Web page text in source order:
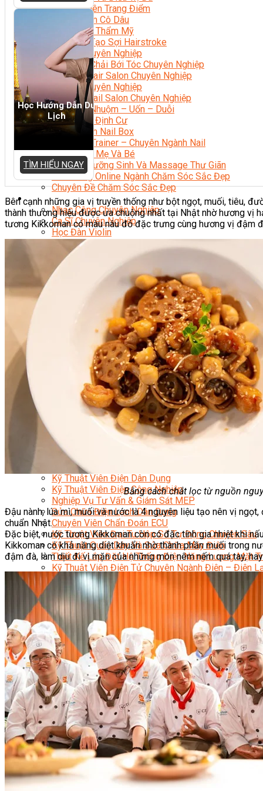
Chuyên Viên Trang Điểm
Trang Điểm Cô Dâu
Phun Xăm Thẩm Mỹ
Kỹ Thuật Tạo Sợi Hairstroke
Barber Chuyên Nghiệp
Kỹ Thuật Chải Bới Tóc Chuyên Nghiệp
Quản Lý Hair Salon Chuyên Nghiệp
Nối Mi Chuyên Nghiệp
Quản Lý Nail Salon Chuyên Nghiệp
Kỹ Thuật Nhuộm – Uốn – Duỗi
Nail Salon Định Cư
Kinh Doanh Nail Box
Train The Trainer – Chuyên Ngành Nail
Chăm Sóc Mẹ Và Bé
Gội Đầu Dưỡng Sinh Và Massage Thư Giãn
Marketing Online Ngành Chăm Sóc Sắc Đẹp
Chuyên Đề Chăm Sóc Sắc Đẹp
Âm Nhạc
Nhạc Công Chuyên Nghiệp
Ca Sĩ Chuyên Nghiệp
Học Đàn Violin
Học Violin Cover
Học Đàn Piano
Học Piano Đệm Hát
Học Piano Trẻ Em
Học Guitar Đệm Hát
Học Electric Guitar (Guitar Điện)
Học Electric Guitar Cover
Học Keyboard
Học Đánh Trống Jazz
Học Thanh Nhạc
Học Thanh Nhạc Trẻ Em
Học Hát Hay Như Thần Tượng
Học K-POP Dance
Học Nhảy Hiện Đại
Chuyên Đề Tiktok Dance
Kỹ Thuật – Công Nghệ
Kỹ Thuật Viên Điện – Nước – Điện Lạnh Dân Dụng
Kỹ Thuật Viên Điện Lạnh Ô Tô
Kỹ Thuật Viên Điện – Điện Tử Ô Tô Cơ Bản
Kỹ Thuật Viên Điện Lạnh Dân Dụng
Kỹ Thuật Viên Điện Dân Dụng
Kỹ Thuật Viên Điện Công Nghiệp
Nghiệp Vụ Tư Vấn & Giám Sát MEP
Sửa Chữa Điện Lạnh Dân Dụng
Chuyên Viên Chẩn Đoán ECU
Kỹ Thuật Viên Đại Tu Hộp Số Tự Động Chuyên Sâu
Kỹ Thuật Quấn Dây Và Sửa Chữa Máy Điện
Thiết Kế Lắp Đặt Hệ Thống Điện Năng Lượng Mặt
Kỹ Thuật Viên Điện Tử Chuyên Ngành Điện – Điện
Ngành Khác
Quản Trị & Phát Triển Doanh Nghiệp
Giám Đốc Nhân Sự Chuyên Nghiệp
Quản Lý Cấp Trung Chuyên Nghiệp
Công Nghệ Thông Tin
Chuyên Viên Quản Trị Vận Hành Hệ Thống
An Ninh Mạng (Network Security)
Chuyên Viên Quản Trị Hệ Thống Và An Ninh
Quản Trị Hệ Thống Linux
Quản Trị Vận Hành Microsoft Azure
Data Analyst (Phân Tích Dữ Liệu)
Data Visualization (Trực Quan Hóa Dữ Liệu)
Data System (Quản Trị Dữ Liệu)
Chuyên Viên Lập Trình (Full Stack)
Chuyên Viên Lập Trình Website (Full Stack)
Chuyên Viên Lập Trình Mobile (Full Stack)
Software Testing
Trọn Bộ Công Cụ AI Văn Phòng
Trọn Bộ Công Cụ AI Ứng Dụng Giảng Dạy
Học Hướng Dẫn Du
Lịch
TÌM HIỂU NGAY
Bên cạnh những gia vị truyền thống như bột ngọt, muối, tiêu,
thành thương hiệu được ưa chuộng nhất tại Nhật nhờ hương vị
tương Kikkoman có màu nâu đỏ đặc trưng cùng hương vị đậm
Bằng cách chắt lọc từ nguồn
Đậu nành, lúa mì, muối và nước là 4 nguyên liệu tạo nên vị
chuẩn Nhật.
Đặc biệt, nước tương Kikkoman còn có đặc tính gia nhiệt khi
Kikkoman có khả năng diệt khuẩn nhờ thành phần muối trong
đậm đà, làm dịu đi vị mặn của những món nêm nếm quá tay,